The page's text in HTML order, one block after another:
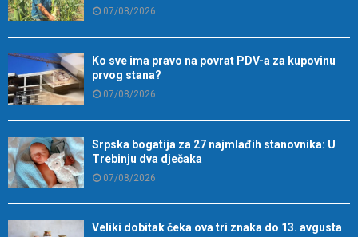
07/08/2026
Ko sve ima pravo na povrat PDV-a za kupovinu
prvog stana?
07/08/2026
Srpska bogatija za 27 najmlađih stanovnika: U
Trebinju dva dječaka
07/08/2026
Veliki dobitak čeka ova tri znaka do 13. avgusta